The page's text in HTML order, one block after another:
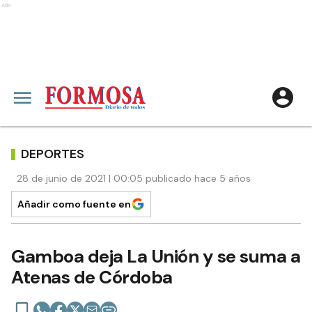
Ads
DEPORTES
28 de junio de 2021 | 00:05 publicado hace 5 años
Añadir como fuente en
Gamboa deja La Unión y se suma a
Atenas de Córdoba